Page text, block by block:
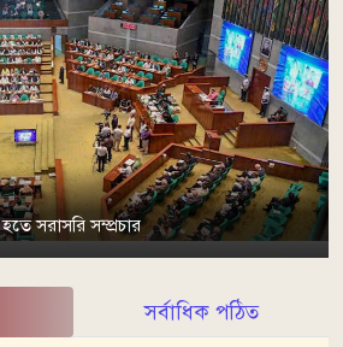
সরাসরি সম্প্রচার
সর্বাধিক পঠিত